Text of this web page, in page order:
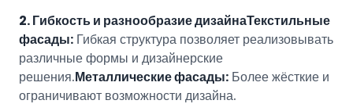
2. Гибкость и разнообразие дизайнаТекстильные
фасады: Гибкая структура позволяет реализовывать
различные формы и дизайнерские
решения.Металлические фасады: Более жёсткие и
ограничивают возможности дизайна.